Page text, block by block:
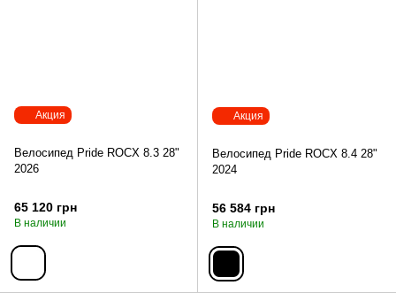
Акция
Велосипед Pride ROCX 8.3 28"
2026
65 120 грн
В наличии
Акция
Велосипед Pride ROCX 8.4 28"
2024
56 584 грн
В наличии